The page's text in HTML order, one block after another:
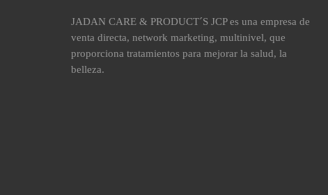
JADAN CARE & PRODUCT´S JCP es una empresa de
venta directa, network marketing, multinivel, que
proporciona tratamientos para mejorar la salud, la
belleza.